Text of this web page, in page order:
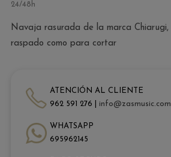
24/48h
Navaja rasurada de la marca
raspado como para cortar
ATENCIÓN AL CLIENTE
962 591 276 | info@zasmusic.com
WHATSAPP
695962145